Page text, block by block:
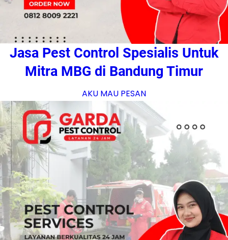
Jasa Pest Control Spesialis Untuk
Mitra MBG di Bandung Timur
AKU MAU PESAN